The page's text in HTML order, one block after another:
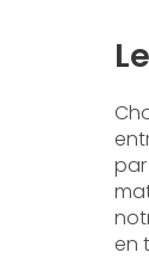
en